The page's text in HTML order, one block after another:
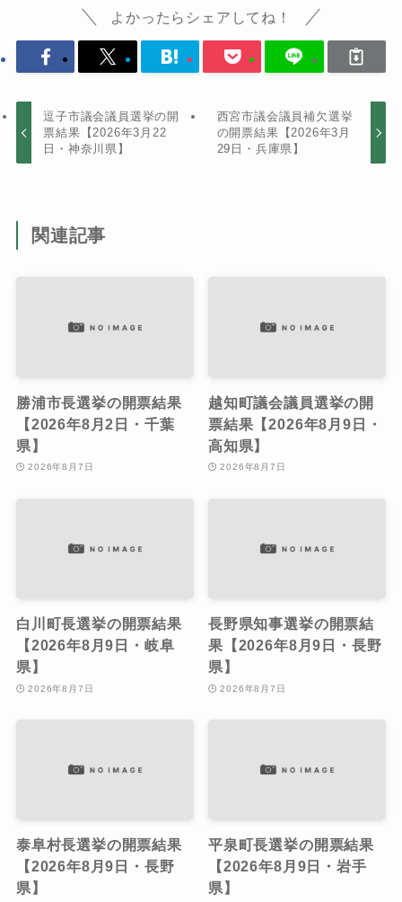
よかったらシェアしてね！
逗子市議会議員選挙の開
票結果【2026年3月22
日・神奈川県】
西宮市議会議員補欠選挙
の開票結果【2026年3月
29日・兵庫県】
関連記事
勝浦市長選挙の開票結果
【2026年8月2日・千葉
県】
2026年8月7日
越知町議会議員選挙の開
票結果【2026年8月9日・
高知県】
2026年8月7日
白川町長選挙の開票結果
【2026年8月9日・岐阜
県】
2026年8月7日
長野県知事選挙の開票結
果【2026年8月9日・長野
県】
2026年8月7日
泰阜村長選挙の開票結果
【2026年8月9日・長野
県】
平泉町長選挙の開票結果
【2026年8月9日・岩手
県】